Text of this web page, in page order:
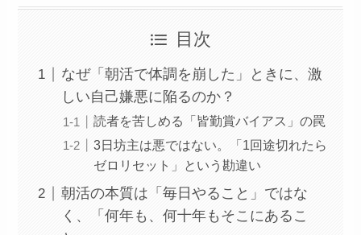
目次
なぜ「朝活で体調を崩した」ときに、激
しい自己嫌悪に陥るのか？
読者を苦しめる「皆勤賞バイアス」の罠
3日坊主は悪ではない。「1回途切れたら
ゼロリセット」という勘違い
朝活の本質は「毎日やること」ではな
く、「何年も、何十年もそこにあるこ